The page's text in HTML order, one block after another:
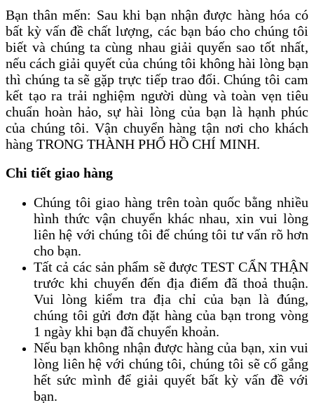
Bạn thân mến: Sau khi bạn nhận được hàng hóa có
bất kỳ vấn đề chất lượng, các bạn báo cho chúng tôi
biết và chúng ta cùng nhau giải quyến sao tốt nhất,
nếu cách giải quyết của chúng tôi không hài lòng bạn
thì chúng ta sẽ gặp trực tiếp trao đổi. Chúng tôi cam
kết tạo ra trải nghiệm người dùng và toàn vẹn tiêu
chuẩn hoàn hảo, sự hài lòng của bạn là hạnh phúc
của chúng tôi. Vận chuyển hàng tận nơi cho khách
hàng TRONG THÀNH PHỐ HỒ CHÍ MINH.
Chi tiết giao hàng
Chúng tôi giao hàng trên toàn quốc bằng nhiều
hình thức vận chuyển khác nhau, xin vui lòng
liên hệ với chúng tôi để chúng tôi tư vấn rõ hơn
cho bạn.
Tất cả các sản phẩm sẽ được TEST CẨN THẬN
trước khi chuyển đến địa điểm đã thoả thuận.
Vui lòng kiểm tra địa chỉ của bạn là đúng,
chúng tôi gửi đơn đặt hàng của bạn trong vòng
1 ngày khi bạn đã chuyển khoản.
Nếu bạn không nhận được hàng của bạn, xin vui
lòng liên hệ với chúng tôi, chúng tôi sẽ cố gắng
hết sức mình để giải quyết bất kỳ vấn đề với
bạn.